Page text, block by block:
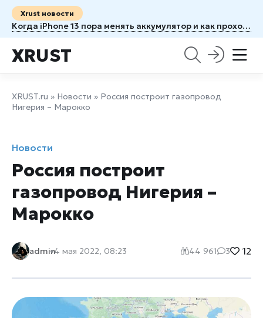
Xrust новости
Когда iPhone 13 пора менять аккумулятор и как проходит ремонт
XRUST
XRUST.ru » Новости » Россия построит газопровод
Нигерия – Марокко
Новости
Россия построит
газопровод Нигерия –
Марокко
admin4 мая 2022, 08:23 44 961 3 12